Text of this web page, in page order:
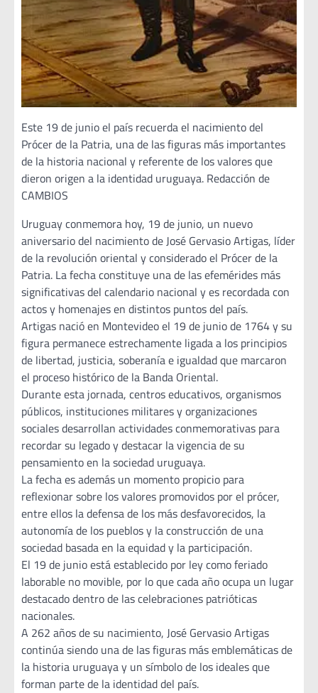
Este 19 de junio el país recuerda el nacimiento del
Prócer de la Patria, una de las figuras más importantes
de la historia nacional y referente de los valores que
dieron origen a la identidad uruguaya. Redacción de
CAMBIOS
Uruguay conmemora hoy, 19 de junio, un nuevo
aniversario del nacimiento de José Gervasio Artigas, líder
de la revolución oriental y considerado el Prócer de la
Patria. La fecha constituye una de las efemérides más
significativas del calendario nacional y es recordada con
actos y homenajes en distintos puntos del país.
Artigas nació en Montevideo el 19 de junio de 1764 y su
figura permanece estrechamente ligada a los principios
de libertad, justicia, soberanía e igualdad que marcaron
el proceso histórico de la Banda Oriental.
Durante esta jornada, centros educativos, organismos
públicos, instituciones militares y organizaciones
sociales desarrollan actividades conmemorativas para
recordar su legado y destacar la vigencia de su
pensamiento en la sociedad uruguaya.
La fecha es además un momento propicio para
reflexionar sobre los valores promovidos por el prócer,
entre ellos la defensa de los más desfavorecidos, la
autonomía de los pueblos y la construcción de una
sociedad basada en la equidad y la participación.
El 19 de junio está establecido por ley como feriado
laborable no movible, por lo que cada año ocupa un lugar
destacado dentro de las celebraciones patrióticas
nacionales.
A 262 años de su nacimiento, José Gervasio Artigas
continúa siendo una de las figuras más emblemáticas de
la historia uruguaya y un símbolo de los ideales que
forman parte de la identidad del país.